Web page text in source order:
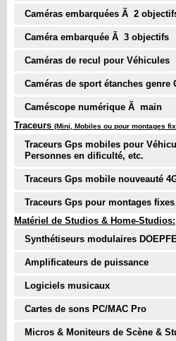
Caméras embarquées Ã 2
Caméra embarquée Ã 3 objectifs
Caméras de recul pour Véhicules
Caméras de sport étanches genre
Caméscope numérique Ã main
Traceurs (Mini, Mobiles ou pour montages
Traceurs Gps mobiles pour
Personnes en dificulté, etc.
Traceurs Gps mobile nouveauté
Traceurs Gps pour montages
Matériel de Studios & Home-Studios:
Synthétiseurs modulaires
Amplificateurs de puissance
Logiciels musicaux
Cartes de sons PC/MAC Pro
Micros & Moniteurs de Scène &